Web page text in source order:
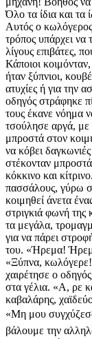
Όλο τα ίδια και τα
Αυτός ο
τρόπος υπάρχει να
λίγους επιβάτες,
Κάποιοι
ήταν ξύπνιοι,
ατυχίες ή για την
οδηγός στράφηκε
τους έκανε νόημα
τσούλησε αργά, με
μπροστά στον
να κόβει
στέκονταν
κόκκινο και
πασσάλους, γύρω
κοιμηθεί άνετα
στριγκιά φωνή της
τα μεγάλα,
για να πάρει
του. «Ήρεμα!
«Ξύπνα,
χαιρέτησε ο
στα γέλια. «Α, ρε
καβαλάρης,
«Μη μου
βάλουμε την